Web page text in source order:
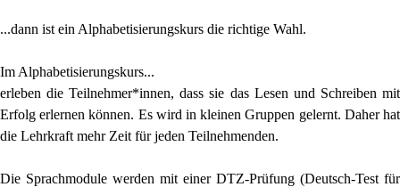
...dann ist ein Alphabetisierungskurs die richtige Wahl.
Im Alphabetisierungskurs...
erleben die Teilnehmer*innen, dass sie das Lesen und Schreiben mit
Erfolg erlernen können. Es wird in kleinen Gruppen gelernt. Daher hat
die Lehrkraft mehr Zeit für jeden Teilnehmenden.
Die Sprachmodule werden mit einer DTZ-Prüfung (Deutsch-Test für